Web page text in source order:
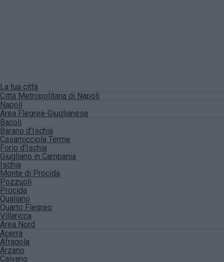
La tua città
Città Metropolitana di Napoli
Napoli
Area Flegrea-Giuglianese
Bacoli
Barano d’Ischia
Casamicciola Terme
Forio d’Ischia
Giugliano in Campania
Ischia
Monte di Procida
Pozzuoli
Procida
Qualiano
Quarto Flegreo
Villaricca
Area Nord
Acerra
Afragola
Arzano
Caivano